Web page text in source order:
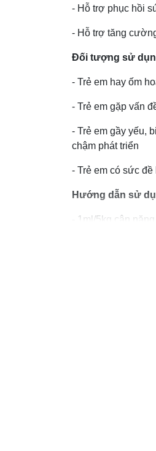
- Hỗ trợ phục hồi
- Hỗ trợ tăng
Đối tượng sử
- Trẻ em hay ốm
- Trẻ em gặp vấn
- Trẻ em gầy yếu,
chậm phát triển
- Trẻ em có sức
Hướng dẫn sử
- 1ml/5kg cân
- Có thể tăng gấp